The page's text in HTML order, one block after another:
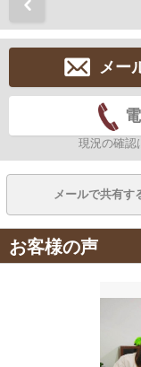
メー
現況の確認
メールで共有す
お客様の声